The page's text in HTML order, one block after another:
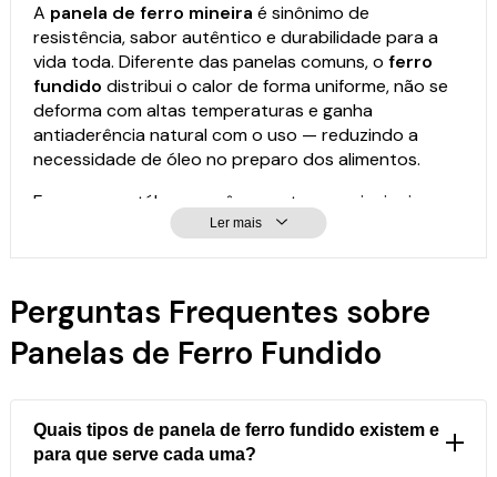
A panela de ferro mineira é sinônimo de
resistência, sabor autêntico e durabilidade para a
vida toda. Diferente das panelas comuns, oferro
fundido distribui o calor de forma uniforme, não se
deforma com altas temperaturas e ganha
antiaderência natural com o uso — reduzindo a
necessidade de óleo no preparo dos alimentos.
Em nosso catálogo você encontra os principais
panela de ferro
para todos os tipos de
Caçarola de ferro:ideal para arroz, feijão,
carnes e ensopados, com opções de alça de
madeira, silicone ou ferro.
Bifeteira de ferro:usada por chefs para selar
carnes com mais sabor.
Ler mais
Perguntas Frequentes sobre
Panelas de Ferro Fundido
Quais tipos de panela de ferro fundido existem e
para que serve cada uma?